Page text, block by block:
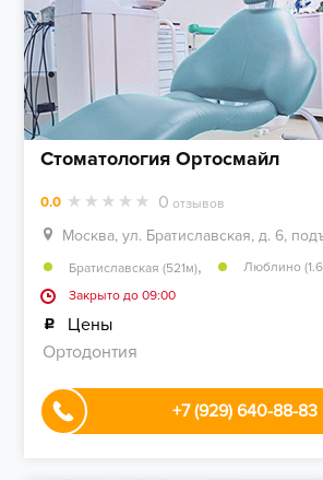
Стоматология Ортосмайл
0.0 0 отзывов
Москва, ул. Братиславская, д. 6,
Братиславская (521м),
Люблино
Закрыто до 09:00
Цены
Ортодонтия
+7 (929) 640-88-83